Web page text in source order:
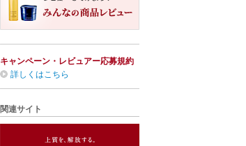
キャンペーン・レビュアー応募規約
詳しくはこちら
関連サイト